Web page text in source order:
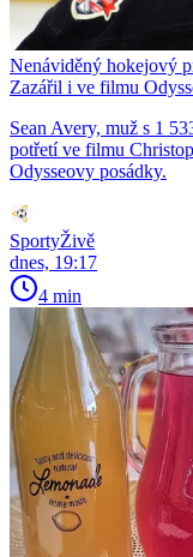
Nenáviděný hokejový
Zazářil i ve filmu
Sean Avery, muž s 1
potřetí ve filmu
Odysseovy posádky.
SportyŽivě
dnes, 19:17
4 min